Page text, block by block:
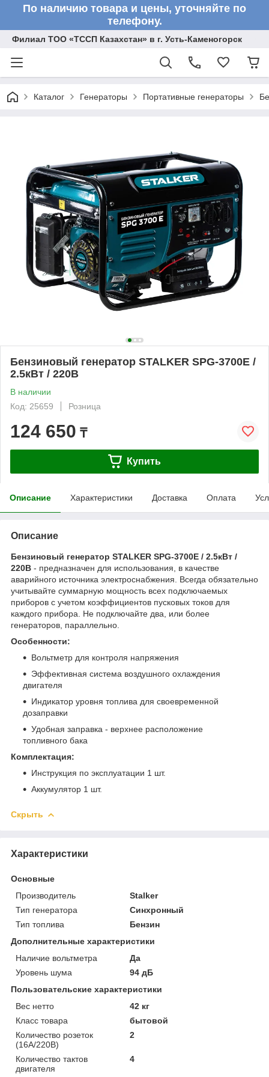
По наличию товара и цены, уточняйте по
телефону.
Филиал ТОО «ТССП Казахстан» в г. Усть-Каменогорск
Каталог Генераторы Портативные генераторы
Бензиновый генератор STALKER SPG-3700E /
2.5кВт / 220В
В наличии
Код: 25659
Розница
124 650 ₸
Купить
Описание Характеристики Доставка Оплата
Описание
Бензиновый генератор STALKER SPG-3700E / 2.5кВт /
220В - предназначен для использования, в качестве
аварийного источника электроснабжения. Всегда обязательно
учитывайте суммарную мощность всех подключаемых
приборов с учетом коэффициентов пусковых токов для
каждого прибора. Не подключайте два, или более
генераторов, параллельно.
Особенности:
Вольтметр для контроля напряжения
Эффективная система воздушного охлаждения
двигателя
Индикатор уровня топлива для своевременной
дозаправки
Удобная заправка - верхнее расположение
топливного бака
Комплектация:
Инструкция по эксплуатации 1 шт.
Аккумулятор 1 шт.
Скрыть
Характеристики
Основные
Производитель
Stalker
Тип генератора
Синхронный
Тип топлива
Бензин
Дополнительные характеристики
Наличие вольтметра
Да
Уровень шума
94 дБ
Пользовательские характеристики
Вес нетто
42 кг
Класс товара
бытовой
Количество розеток
(16А/220В)
2
Количество тактов
двигателя
4